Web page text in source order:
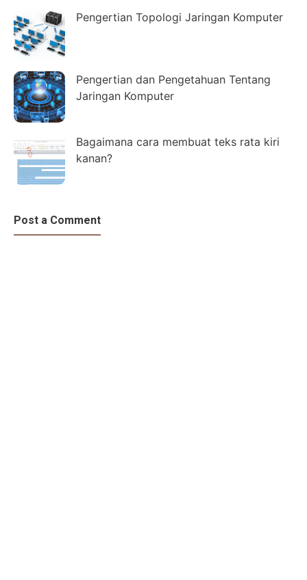
Pengertian Topologi Jaringan Komputer
Pengertian dan Pengetahuan Tentang
Jaringan Komputer
Bagaimana cara membuat teks rata kiri
kanan?
Post a Comment